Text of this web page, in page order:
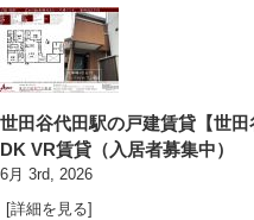
世田谷代田駅の戸建賃貸【世
DK VR賃貸（入居者募集中）
6月 3rd, 2026
[詳細を見る]